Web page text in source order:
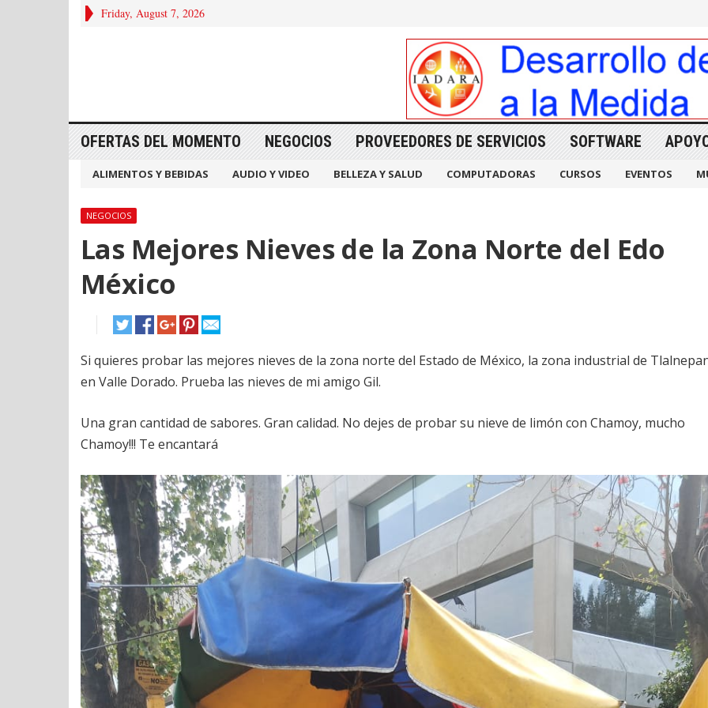
Friday, August 7, 2026
OFERTAS DEL MOMENTO NEGOCIOS PROVEEDORES DE SERVICIOS SOFTWARE
ALIMENTOS Y BEBIDAS AUDIO Y VIDEO BELLEZA Y SALUD COMPUTADORAS CURSOS EVENTOS
NEGOCIOS
Las Mejores Nieves de la Zona Norte del Edo
México
Si quieres probar las mejores nieves de la zona norte del Estado de México, la zona industrial de
en Valle Dorado. Prueba las nieves de mi amigo Gil.
Una gran cantidad de sabores. Gran calidad. No dejes de probar su nieve de limón con Chamoy, mucho
Chamoy!!! Te encantará